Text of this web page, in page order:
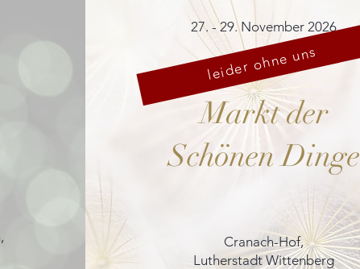
27. - 29. November 2026
Markt der
Schönen Dinge
Cranach-Hof,
Lutherstadt Wittenberg
leider ohne uns